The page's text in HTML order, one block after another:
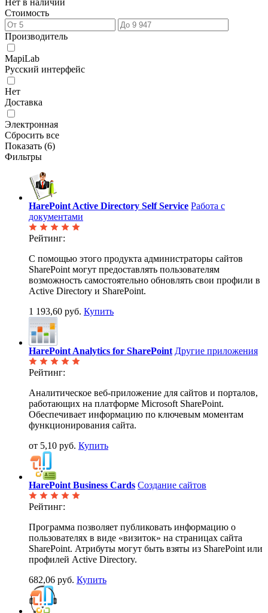
Нет в наличии
Стоимость
Производитель
MapiLab
Русский интерфейс
Нет
Доставка
Электронная
Сбросить все
Показать (6)
Фильтры
HarePoint Active Directory Self Service Работа с
документами
Рейтинг:
С помощью этого продукта администраторы сайтов
SharePoint могут предоставлять пользователям
возможность самостоятельно обновлять свои профили в
Active Directory и SharePoint.
1 193,60 руб. Купить
HarePoint Analytics for SharePoint Другие приложения
Рейтинг:
Аналитическое веб-приложение для сайтов и порталов,
работающих на платформе Microsoft SharePoint.
Обеспечивает информацию по ключевым моментам
функционирования сайта.
от 5,10 руб. Купить
HarePoint Business Cards Создание сайтов
Рейтинг:
Программа позволяет публиковать информацию о
пользователях в виде «визиток» на страницах сайта
SharePoint. Атрибуты могут быть взяты из SharePoint или
профилей Active Directory.
682,06 руб. Купить